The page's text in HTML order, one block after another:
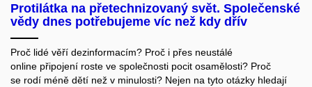
Protilátka na přetechnizovaný svět. Společenské
vědy dnes potřebujeme víc než kdy dřív
Proč lidé věří dezinformacím? Proč i přes neustálé
online připojení roste ve společnosti pocit osamělosti? Proč
se rodí méně dětí než v minulosti? Nejen na tyto otázky hledají